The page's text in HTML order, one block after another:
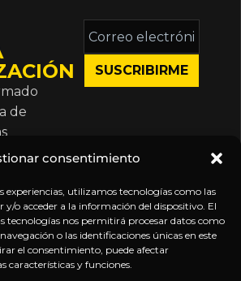
consentimiento
experiencias, utilizamos tecnologías como las
y/o acceder a la información del dispositivo. El
tecnologías nos permitirá procesar datos como
o las identificaciones únicas en este
el consentimiento, puede afectar
características y funciones.
de
Correo
electrónico
*